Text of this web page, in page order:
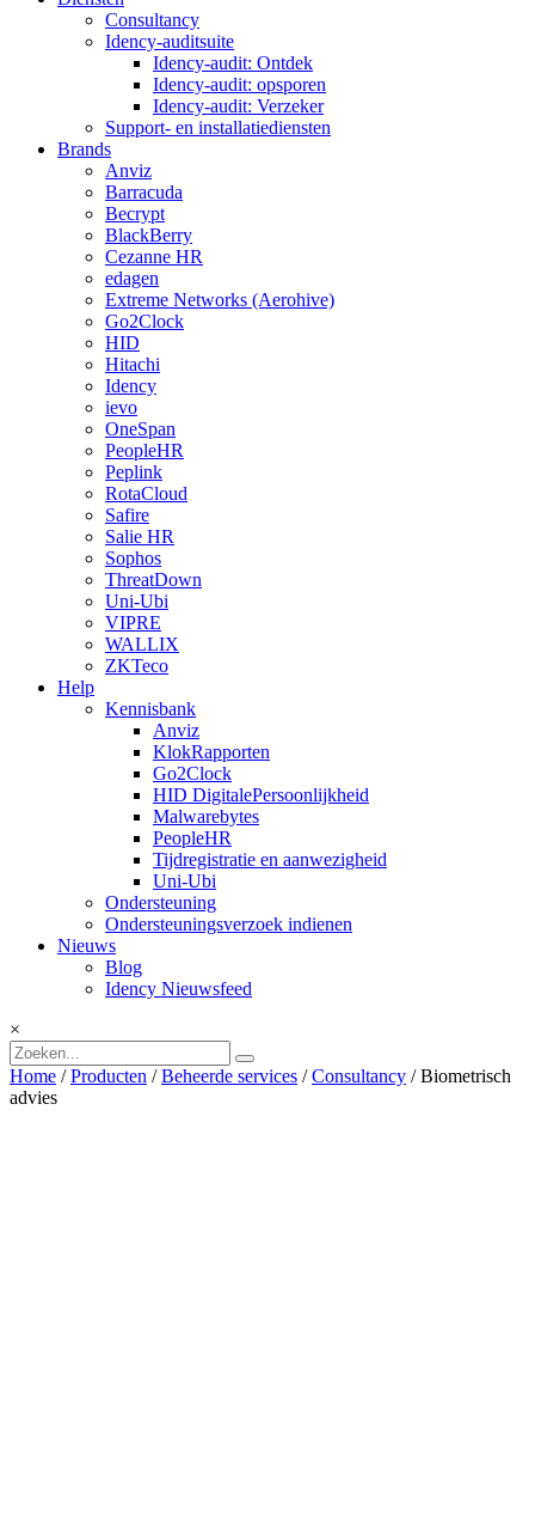
Consultancy
Idency-auditsuite
Idency-audit: Ontdek
Idency-audit: opsporen
Idency-audit: Verzeker
Support- en installatiediensten
Brands
Anviz
Barracuda
Becrypt
BlackBerry
Cezanne HR
edagen
Extreme Networks (Aerohive)
Go2Clock
HID
Hitachi
Idency
ievo
OneSpan
PeopleHR
Peplink
RotaCloud
Safire
Salie HR
Sophos
ThreatDown
Uni-Ubi
VIPRE
WALLIX
ZKTeco
Help
Kennisbank
Anviz
KlokRapporten
Go2Clock
HID DigitalePersoonlijkheid
Malwarebytes
PeopleHR
Tijdregistratie en aanwezigheid
Uni-Ubi
Ondersteuning
Ondersteuningsverzoek indienen
Nieuws
Blog
Idency Nieuwsfeed
×
Home /Producten /Beheerde services /Consultancy / Biometrisch
advies